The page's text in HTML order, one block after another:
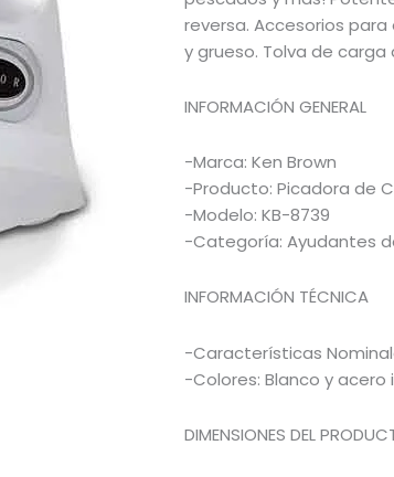
reversa. Accesorios
y grueso. Tolva de
INFORMACIÓN GENERAL
-Marca: Ken Brown
-Producto: Picadora de
-Modelo: KB-8739
-Categoría: Ayudantes
INFORMACIÓN TÉCNICA
-Características
-Colores: Blanco y acero
DIMENSIONES DEL